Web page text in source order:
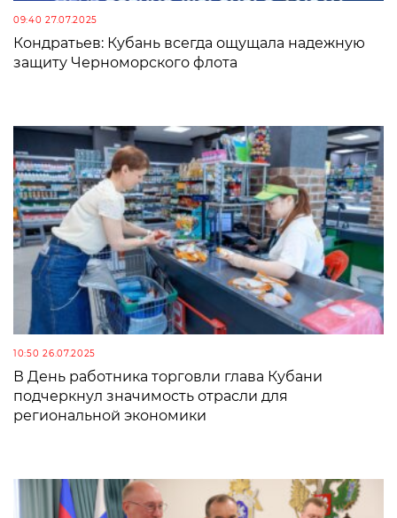
09:40 27.07.2025
Кондратьев: Кубань всегда ощущала надежную
защиту Черноморского флота
10:50 26.07.2025
В День работника торговли глава Кубани
подчеркнул значимость отрасли для
региональной экономики